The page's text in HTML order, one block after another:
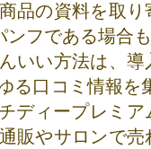
品の資料を取
ンフである場合
いい方法は、
る口コミ情報を
ディープレミ
販やサロンで